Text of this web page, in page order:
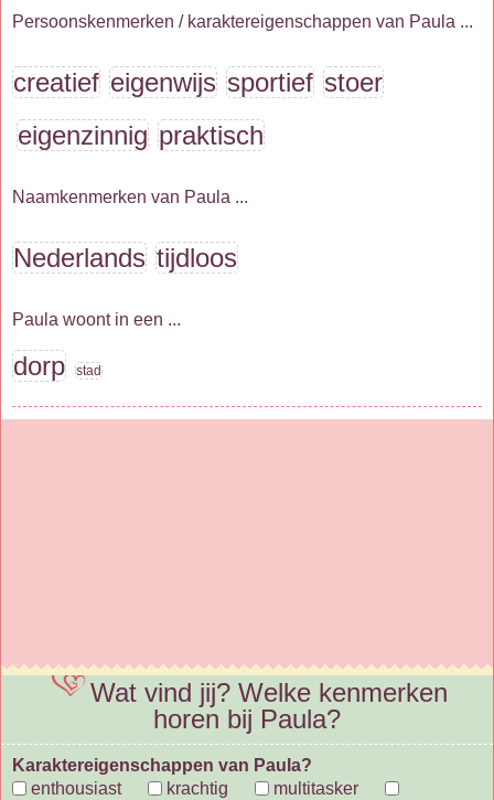
Persoonskenmerken / karaktereigenschappen van Paula ...
creatief eigenwijs sportief stoer
eigenzinnig praktisch
Naamkenmerken van Paula ...
Nederlands tijdloos
Paula woont in een ...
dorp stad
Wat vind jij? Welke kenmerken
horen bij Paula?
Karaktereigenschappen van Paula?
enthousiast
krachtig
multitasker